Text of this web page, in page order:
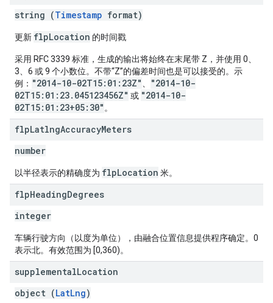
string (Timestamp format)
更新 flpLocation 的时间戳
采用 RFC 3339 标准，生成的输出将始终在末尾带 Z，并使用 0、
3、6 或 9 个小数位。不带“Z”的偏差时间也是可以接受的。示
例： "2014-10-02T15:01:23Z"
"2014-10-
02T15:01:23.045123456Z" 或 "2014-10-
02T15:01:23+05:30" 。
flpLatlngAccuracyMeters
number
以半径表示的精确度为 flpLocation 米。
flpHeadingDegrees
integer
车辆行驶方向（以度为单位），由融合位置信息提供程序确定。0
表示北。有效范围为 [0,360)。
supplementalLocation
object (LatLng)